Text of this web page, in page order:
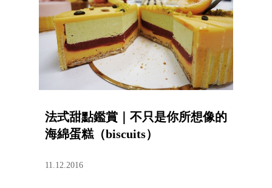
法式甜點鑑賞｜不只是你所想像的
海綿蛋糕（biscuits）
11.12.2016